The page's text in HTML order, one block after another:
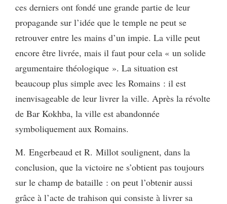
ces derniers ont fondé une grande partie de leur
propagande sur l’idée que le temple ne peut se
retrouver entre les mains d’un impie. La ville peut
encore être livrée, mais il faut pour cela « un solide
argumentaire théologique ». La situation est
beaucoup plus simple avec les Romains : il est
inenvisageable de leur livrer la ville. Après la révolte
de Bar Kokhba, la ville est abandonnée
symboliquement aux Romains.
M. Engerbeaud et R. Millot soulignent, dans la
conclusion, que la victoire ne s’obtient pas toujours
sur le champ de bataille : on peut l’obtenir aussi
grâce à l’acte de trahison qui consiste à livrer sa